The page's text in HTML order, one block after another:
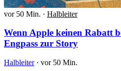
vor 50 Min. · Halbleiter
Wenn Apple keinen Rabatt
Engpass zur Story
Halbleiter · vor 50 Min.